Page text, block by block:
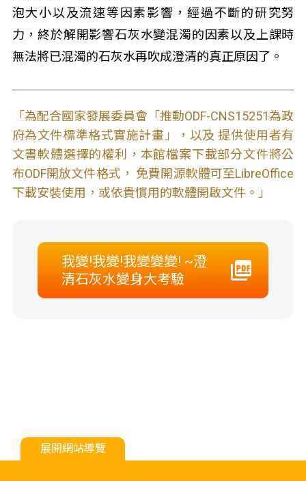
泡大小以及流速等因素影響，經過不斷的研究努
力，終於解開影響石灰水變混濁的因素以及上課時
無法將已混濁的石灰水再吹成澄清的真正原因了。
「為配合國家發展委員會「推動ODF-CNS15251為政
府為文件標準格式實施計畫」，以及 提供使用者有
文書軟體選擇的權利，本館檔案下載部分文件將公
布ODF開放文件格式， 免費開源軟體可至LibreOffice
下載安裝使用，或依貴慣用的軟體開啟文件。」
我變!我變!我變變變! ~澄
清石灰水變身大考驗
展開網站導覽